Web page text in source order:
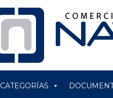
CATEGORÍAS